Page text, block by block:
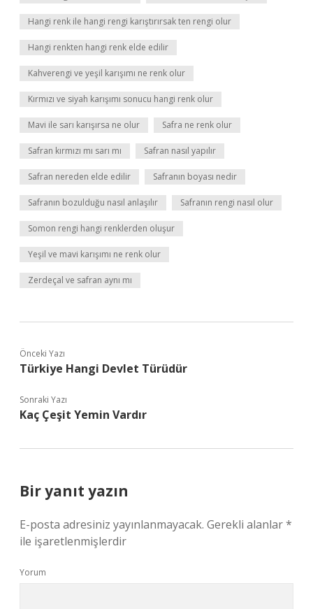
Hangi renk ile hangi rengi karıştırırsak ten rengi olur
Hangi renkten hangi renk elde edilir
Kahverengi ve yeşil karışımı ne renk olur
Kırmızı ve siyah karışımı sonucu hangi renk olur
Mavi ile sarı karışırsa ne olur Safra ne renk olur
Safran kırmızı mı sarı mı Safran nasıl yapılır
Safran nereden elde edilir Safranın boyası nedir
Safranın bozulduğu nasıl anlaşılır Safranın rengi nasıl olur
Somon rengi hangi renklerden oluşur
Yeşil ve mavi karışımı ne renk olur
Zerdeçal ve safran aynı mı
Önceki Yazı
Türkiye Hangi Devlet Türüdür
Sonraki Yazı
Kaç Çeşit Yemin Vardır
Bir yanıt yazın
E-posta adresiniz yayınlanmayacak. Gerekli alanlar*
ile işaretlenmişlerdir
Yorum